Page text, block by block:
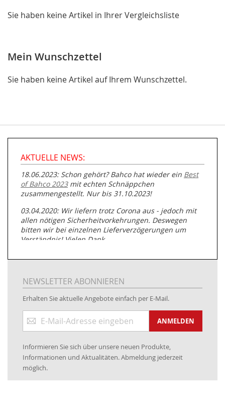
Sie haben keine Artikel in Ihrer Vergleichsliste
Mein Wunschzettel
Sie haben keine Artikel auf Ihrem Wunschzettel.
AKTUELLE NEWS:
18.06.2023: Schon gehört? Bahco hat wieder ein Best
of Bahco 2023mit echten Schnäppchen
zusammengestellt. Nur bis 31.10.2023!
03.04.2020: Wir liefern trotz Corona aus - jedoch mit
allen nötigen Sicherheitvorkehrungen. Deswegen
bitten wir bei einzelnen Lieferverzögerungen um
Verständnis! Vielen Dank.
05.07.2019: Neuester Zugang zu unserer
Rohrbearbeitung
01.06.2019: Individuell
bedruckte Kabeltrommeln
www.kabeltrommeln-versand.de/Kabelbedruckung
04.11.2018: Überarbeitung der Corporate Identity (CI)
16.01.2017:JETZT NEU- Visa & MasterCard (inkl.
Maestro)
12.01.2017:JETZT NEU- giropay, SOFORT-Überweisung
NEWSLETTER ABONNIEREN
Erhalten Sie aktuelle Angebote einfach per E-Mail.
zum
ANMELDEN
Informieren Sie sich über unsere neuen Produkte,
Informationen und Aktualitäten. Abmeldung jederzeit
möglich.